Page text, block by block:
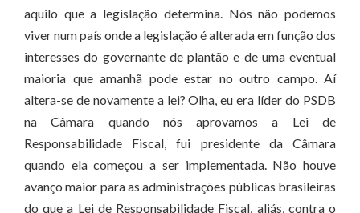
aquilo que a legislação determina. Nós não podemos
viver num país onde a legislação é alterada em função dos
interesses do governante de plantão e de uma eventual
maioria que amanhã pode estar no outro campo. Aí
altera-se de novamente a lei? Olha, eu era líder do PSDB
na Câmara quando nós aprovamos a Lei de
Responsabilidade Fiscal, fui presidente da Câmara
quando ela começou a ser implementada. Não houve
avanço maior para as administrações públicas brasileiras
do que a Lei de Responsabilidade Fiscal, aliás, contra o